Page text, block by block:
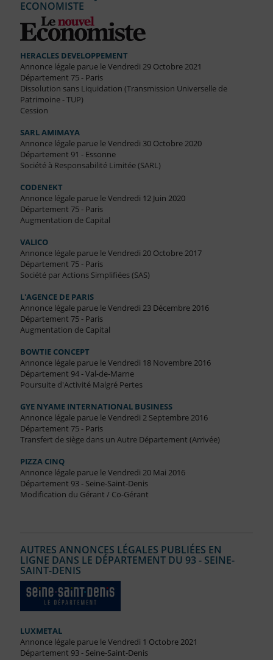
ECONOMISTE
HERACLES DEVELOPPEMENT
Annonce légale parue le Vendredi 29 Octobre 2021
Département 75 - Paris
Dissolution sans Liquidation (Transmission Universelle de
Patrimoine - TUP)
Cession
SARL AMIMAYA
Annonce légale parue le Vendredi 30 Octobre 2020
Département 91 - Essonne
Société à Responsabilité Limitée (SARL)
CODENEKT
Annonce légale parue le Vendredi 12 Juin 2020
Département 75 - Paris
Augmentation de Capital
VALICO
Annonce légale parue le Vendredi 20 Octobre 2017
Département 75 - Paris
Société par Actions Simplifiées (SAS)
L'AGENCE DE PARIS
Annonce légale parue le Vendredi 23 Décembre 2016
Département 75 - Paris
Augmentation de Capital
BOWTIE CONCEPT
Annonce légale parue le Vendredi 18 Novembre 2016
Département 94 - Val-de-Marne
Poursuite d'Activité Malgré Pertes
GYE NYAME INTERNATIONAL BUSINESS
Annonce légale parue le Vendredi 2 Septembre 2016
Département 75 - Paris
Transfert de siège dans un Autre Département (Arrivée)
PIZZA CINQ
Annonce légale parue le Vendredi 20 Mai 2016
Département 93 - Seine-Saint-Denis
Modification du Gérant / Co-Gérant
AUTRES ANNONCES LÉGALES PUBLIÉES EN
LIGNE DANS LE DÉPARTEMENT DU 93 - SEINE-
SAINT-DENIS
LUXMETAL
Annonce légale parue le Vendredi 1 Octobre 2021
Département 93 - Seine-Saint-Denis